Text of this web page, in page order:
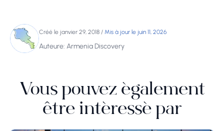
Créé le janvier 29, 2018 / Mis à jour le juin 11, 2026
Auteure: Armenia Discovery
Vous pouvez également
être intéressé par